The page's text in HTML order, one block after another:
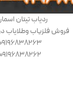
ردیاب تیتان
فروش فلزیاب وطلایاب
09196838263
09196838262